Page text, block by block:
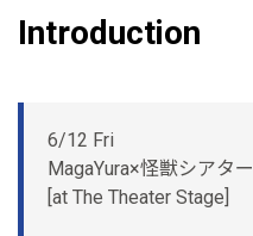
Introduction
6/12 Fri
MagaYura×怪獣シアター
[at The Theater Stage]